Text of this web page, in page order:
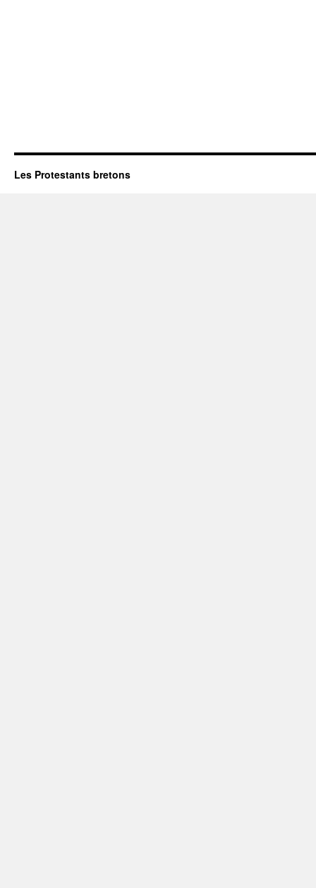
Les Protestants bretons